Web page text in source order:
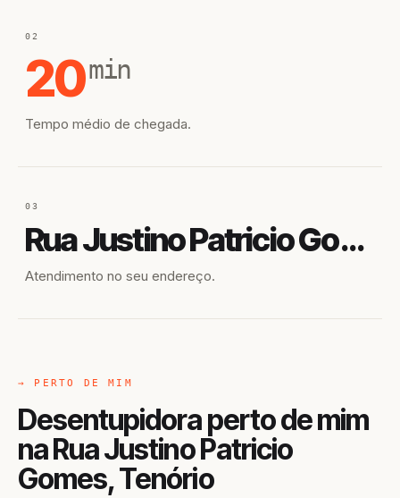
02
20min
Tempo médio de chegada.
03
Rua Justino Patricio Gomes
Atendimento no seu endereço.
→ PERTO DE MIM
Desentupidora perto de mim
na Rua Justino Patricio
Gomes, Tenório